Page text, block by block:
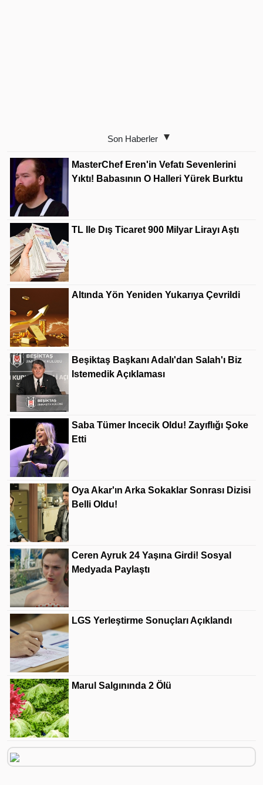
Son Haberler
MasterChef Eren'in Vefatı Sevenlerini
Yıktı! Babasının O Halleri Yürek Burktu
TL Ile Dış Ticaret 900 Milyar Lirayı Aştı
Altında Yön Yeniden Yukarıya Çevrildi
Beşiktaş Başkanı Adalı'dan Salah'ı Biz
Istemedik Açıklaması
Saba Tümer Incecik Oldu! Zayıflığı Şoke
Etti
Oya Akar'ın Arka Sokaklar Sonrası Dizisi
Belli Oldu!
Ceren Ayruk 24 Yaşına Girdi! Sosyal
Medyada Paylaştı
LGS Yerleştirme Sonuçları Açıklandı
Marul Salgınında 2 Ölü